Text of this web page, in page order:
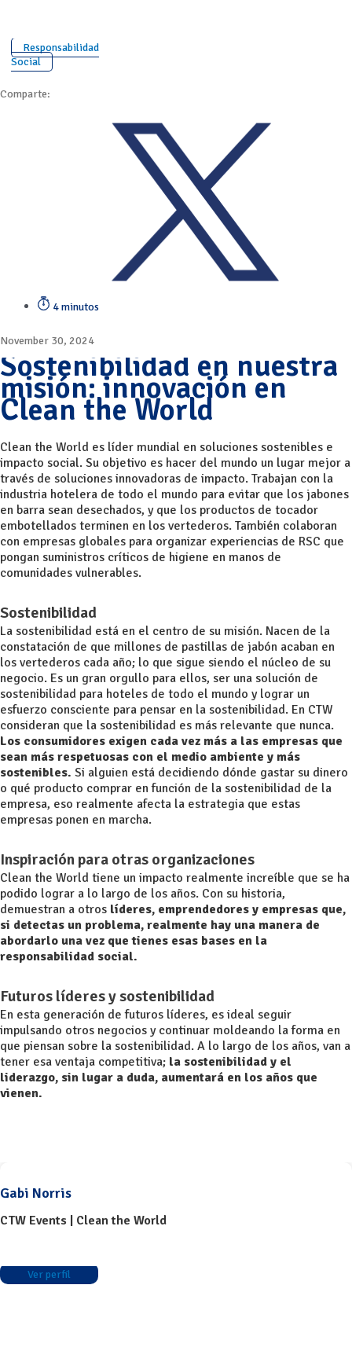
Responsabilidad
Social
Comparte:
4 minutos
November 30, 2024
Sostenibilidad en nuestra
misión: innovación en
Clean the World
Clean the World es líder mundial en soluciones sostenibles e
impacto social. Su objetivo es hacer del mundo un lugar mejor a
través de soluciones innovadoras de impacto. Trabajan con la
industria hotelera de todo el mundo para evitar que los jabones
en barra sean desechados, y que los productos de tocador
embotellados terminen en los vertederos. También colaboran
con empresas globales para organizar experiencias de RSC que
pongan suministros críticos de higiene en manos de
comunidades vulnerables.
Sostenibilidad
La sostenibilidad está en el centro de su misión. Nacen de la
constatación de que millones de pastillas de jabón acaban en
los vertederos cada año; lo que sigue siendo el núcleo de su
negocio. Es un gran orgullo para ellos, ser una solución de
sostenibilidad para hoteles de todo el mundo y lograr un
esfuerzo consciente para pensar en la sostenibilidad. En CTW
consideran que la sostenibilidad es más relevante que nunca.
Los consumidores exigen cada vez más a las empresas que
sean más respetuosas con el medio ambiente y más
sostenibles. Si alguien está decidiendo dónde gastar su dinero
o qué producto comprar en función de la sostenibilidad de la
empresa, eso realmente afecta la estrategia que estas
empresas ponen en marcha.
Inspiración para otras organizaciones
Clean the World tiene un impacto realmente increíble que se ha
podido lograr a lo largo de los años. Con su historia,
demuestran a otros líderes, emprendedores y empresas que,
si detectas un problema, realmente hay una manera de
abordarlo una vez que tienes esas bases en la
responsabilidad social.
Futuros líderes y sostenibilidad
En esta generación de futuros líderes, es ideal seguir
impulsando otros negocios y continuar moldeando la forma en
que piensan sobre la sostenibilidad. A lo largo de los años, van a
tener esa ventaja competitiva; la sostenibilidad y el
liderazgo, sin lugar a duda, aumentará en los años que
vienen.
Gabi Norris
CTW Events | Clean the World
Ver perfil